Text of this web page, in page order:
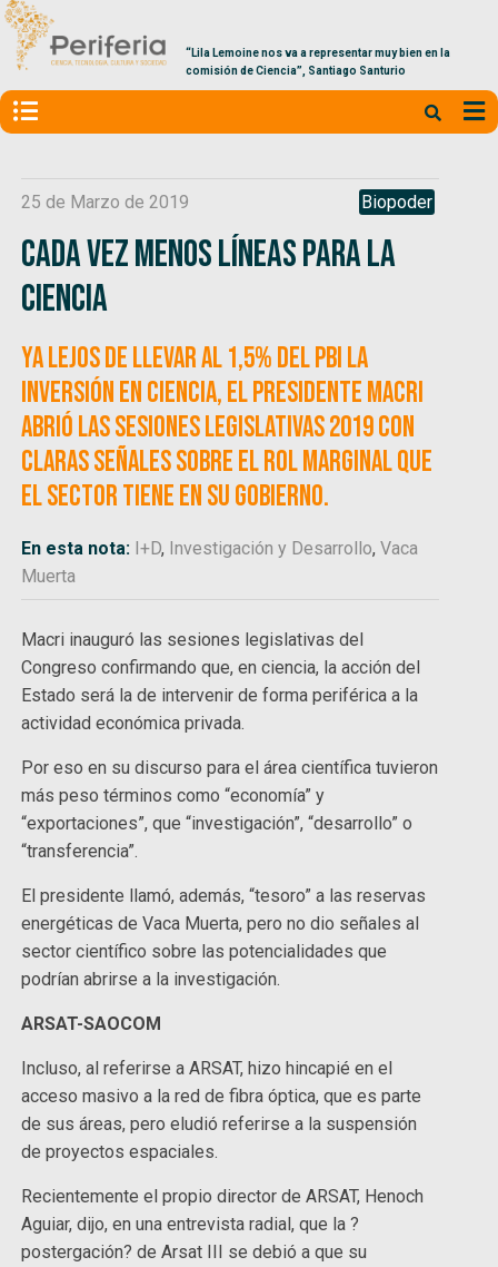
“Lila Lemoine nos va a representar muy bien en la
comisión de Ciencia”, Santiago Santurio
25 de Marzo de 2019 Biopoder
Cada vez menos líneas para la
ciencia
Ya lejos de llevar al 1,5% del PBI la
inversión en ciencia, el presidente Macri
abrió las sesiones legislativas 2019 con
claras señales sobre el rol marginal que
el sector tiene en su gobierno.
En esta nota: I+D, Investigación y Desarrollo,Vaca
Muerta
Macri inauguró las sesiones legislativas del
Congreso confirmando que, en ciencia, la acción del
Estado será la de intervenir de forma periférica a la
actividad económica privada.
Por eso en su discurso para el área científica tuvieron
más peso términos como “economía” y
“exportaciones”, que “investigación”, “desarrollo” o
“transferencia”.
El presidente llamó, además, “tesoro” a las reservas
energéticas de Vaca Muerta, pero no dio señales al
sector científico sobre las potencialidades que
podrían abrirse a la investigación.
ARSAT-SAOCOM
Incluso, al referirse a ARSAT, hizo hincapié en el
acceso masivo a la red de fibra óptica, que es parte
de sus áreas, pero eludió referirse a la suspensión
de proyectos espaciales.
Recientemente el propio director de ARSAT, Henoch
Aguiar, dijo, en una entrevista radial, que la ?
postergación? de Arsat III se debió a que su